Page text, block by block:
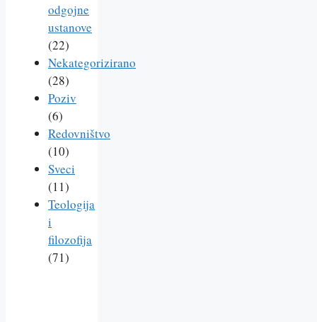
odgojne
ustanove
(22)
Nekategorizirano
(28)
Poziv
(6)
Redovništvo
(10)
Sveci
(11)
Teologija
i
filozofija
(71)